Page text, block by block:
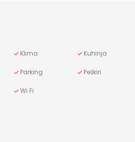
Klima Kuhinja
Parking Peškiri
Wi Fi